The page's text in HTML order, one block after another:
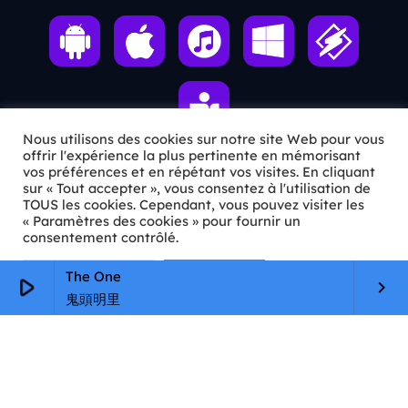
play_arrow
The One
鬼頭明里
keyboard_arrow_right
ℹ️ INFOS PRATIQUES
✉️Contact
🦊Qui sommes-nous ?
📄
Mentions légales
Nous utilisons des cookies sur notre site Web pour vous
offrir l'expérience la plus pertinente en mémorisant
vos préférences et en répétant vos visites. En cliquant
sur « Tout accepter », vous consentez à l'utilisation de
TOUS les cookies. Cependant, vous pouvez visiter les
« Paramètres des cookies » pour fournir un
consentement contrôlé.
Paramètres Cookie